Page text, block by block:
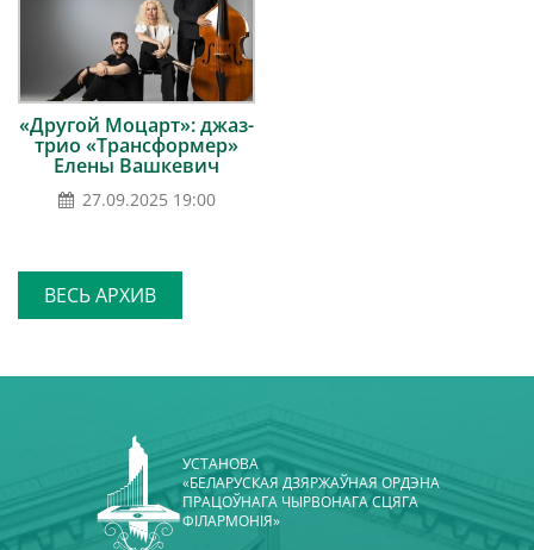
«Другой Моцарт»: джаз-
трио «Трансформер»
Елены Вашкевич
27.09.2025 19:00
ВЕСЬ АРХИВ
УСТАНОВА
«БЕЛАРУСКАЯ ДЗЯРЖАЎНАЯ ОРДЭНА
ПРАЦОЎНАГА ЧЫРВОНАГА СЦЯГА
ФІЛАРМОНІЯ»